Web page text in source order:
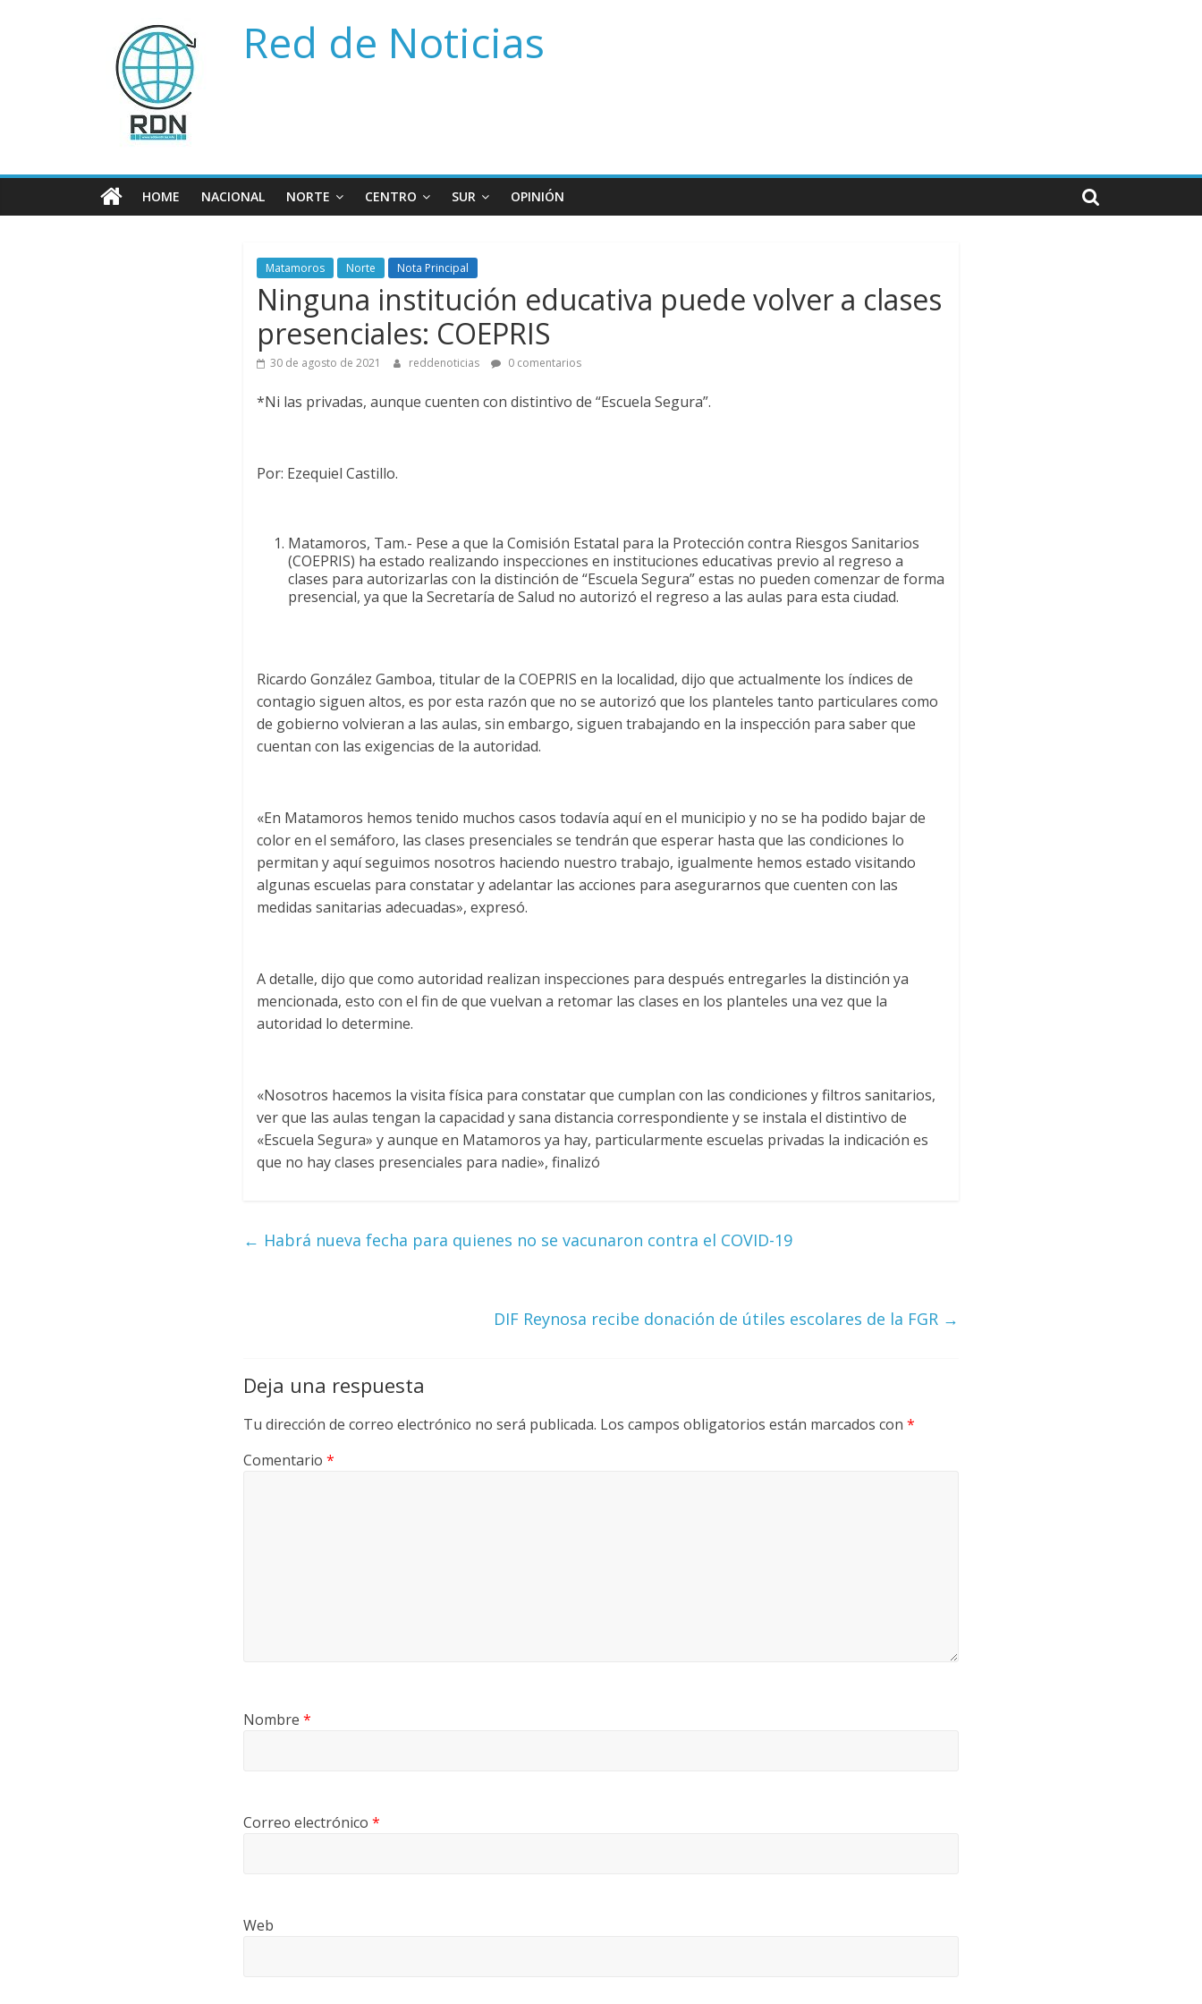
Red de Noticias
HOME NACIONAL NORTE CENTRO SUR OPINIÓN
Matamoros Norte Nota Principal
Ninguna institución educativa puede volver a clases
presenciales: COEPRIS
30 de agosto de 2021 reddenoticias 0 comentarios
*Ni las privadas, aunque cuenten con distintivo de “Escuela Segura”.
Por: Ezequiel Castillo.
Matamoros, Tam.- Pese a que la Comisión Estatal para la Protección contra Riesgos Sanitarios
(COEPRIS) ha estado realizando inspecciones en instituciones educativas previo al regreso a
clases para autorizarlas con la distinción de “Escuela Segura” estas no pueden comenzar de forma
presencial, ya que la Secretaría de Salud no autorizó el regreso a las aulas para esta ciudad.
Ricardo González Gamboa, titular de la COEPRIS en la localidad, dijo que actualmente los índices de
contagio siguen altos, es por esta razón que no se autorizó que los planteles tanto particulares como
de gobierno volvieran a las aulas, sin embargo, siguen trabajando en la inspección para saber que
cuentan con las exigencias de la autoridad.
«En Matamoros hemos tenido muchos casos todavía aquí en el municipio y no se ha podido bajar de
color en el semáforo, las clases presenciales se tendrán que esperar hasta que las condiciones lo
permitan y aquí seguimos nosotros haciendo nuestro trabajo, igualmente hemos estado visitando
algunas escuelas para constatar y adelantar las acciones para asegurarnos que cuenten con las
medidas sanitarias adecuadas», expresó.
A detalle, dijo que como autoridad realizan inspecciones para después entregarles la distinción ya
mencionada, esto con el fin de que vuelvan a retomar las clases en los planteles una vez que la
autoridad lo determine.
«Nosotros hacemos la visita física para constatar que cumplan con las condiciones y filtros sanitarios,
ver que las aulas tengan la capacidad y sana distancia correspondiente y se instala el distintivo de
«Escuela Segura» y aunque en Matamoros ya hay, particularmente escuelas privadas la indicación es
que no hay clases presenciales para nadie», finalizó
← Habrá nueva fecha para quienes no se vacunaron contra el COVID-19
DIF Reynosa recibe donación de útiles escolares de la FGR →
Deja una respuesta
Tu dirección de correo electrónico no será publicada. Los campos obligatorios están marcados con *
Comentario *
Nombre *
Correo electrónico *
Web